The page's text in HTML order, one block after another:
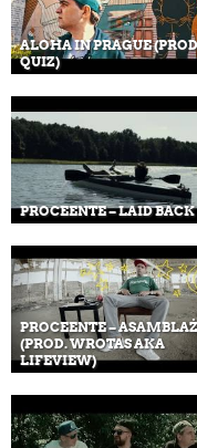
ALOHA IN PRAGUE
QUIZ)
PROCEENTE – LAID BACK
PROCEENTE – ASAMBLAŻ
(PROD. WROTAS AKA
LIFEVIEW)